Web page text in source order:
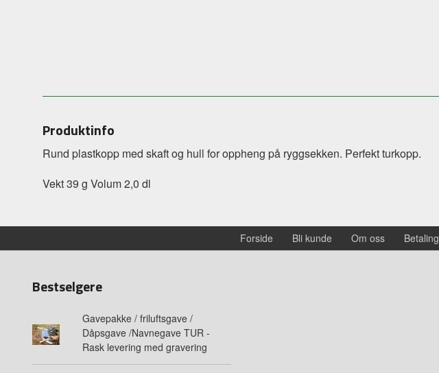
Produktinfo
Rund plastkopp med skaft og hull for oppheng på ryggsekken. Perfekt turkopp.
Vekt 39 g Volum 2,0 dl
Forside Bli kunde Om oss Betaling
Bestselgere
Gavepakke / friluftsgave /
Dåpsgave /Navnegave TUR -
Rask levering med gravering